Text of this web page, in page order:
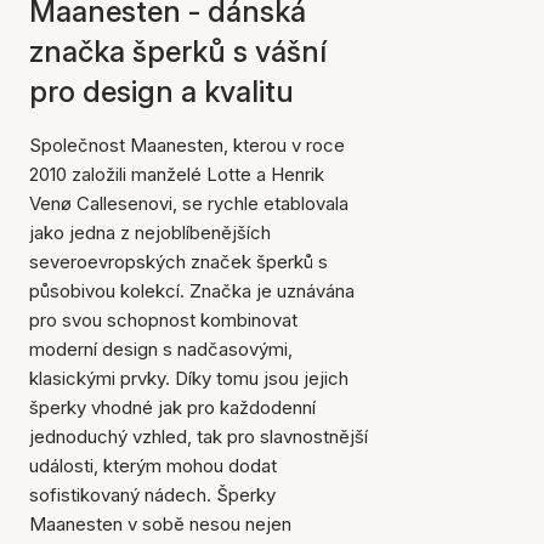
Maanesten - dánská
značka šperků s vášní
pro design a kvalitu
Společnost Maanesten, kterou v roce
2010 založili manželé Lotte a Henrik
Venø Callesenovi, se rychle etablovala
jako jedna z nejoblíbenějších
severoevropských značek šperků s
působivou kolekcí. Značka je uznávána
pro svou schopnost kombinovat
moderní design s nadčasovými,
klasickými prvky. Díky tomu jsou jejich
šperky vhodné jak pro každodenní
jednoduchý vzhled, tak pro slavnostnější
události, kterým mohou dodat
sofistikovaný nádech. Šperky
Maanesten v sobě nesou nejen